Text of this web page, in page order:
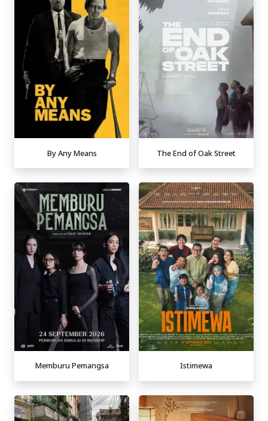
By Any Means The End of Oak Street
Memburu Pemangsa Istimewa